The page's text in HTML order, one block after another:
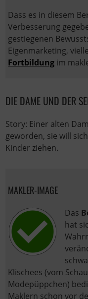
Dass es in diesem
Verbesserung
gestiegenen
Eigenmarketing,
Fortbildung im
DIE DAME UND DER
Story: Einer alten
geworden, sie will
Kinder ziehen.
MAKLER-IMAGE
Das
hat
Klischees (vom
Modepüppchen)
Maklern schon vor